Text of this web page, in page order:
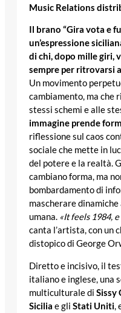
Music Relations
Il brano “Gira vota e
un’espressione
di chi, dopo mille giri,
sempre per ritrovarsi
Un movimento
cambiamento, ma che
stessi schemi e alle
immagine prende
riflessione sul caos
sociale che mette in
del potere e la realtà.
cambiano forma, ma
bombardamento di
mascherare
umana. «It feels 1984,
canta l’artista, con un
distopico di George
Diretto e incisivo, il
italiano e inglese, una
multiculturale di Sissy
Sicilia e gli Stati Uniti,